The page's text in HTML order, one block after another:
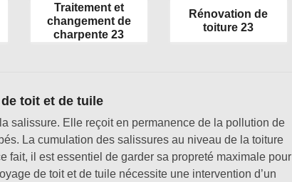
Traitement et
changement de
charpente 23
Rénovation de
toiture 23
toit et de tuile
salissure. Elle reçoit en permanence de la pollution de
La cumulation des salissures au niveau de la toiture
fait, il est essentiel de garder sa propreté maximale pour
de toit et de tuile nécessite une intervention d’un